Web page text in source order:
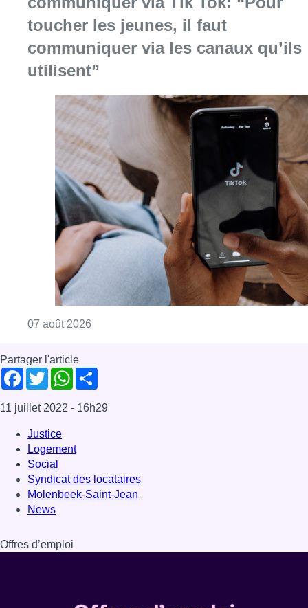
07 août 2026 Consulter l'article "La police peut
Partager l'article
Facebook
TwitterWhatsApp
Share
11 juillet 2022- 16h29
Justice
Logement
Social
Syndicat des locataires
Molenbeek-Saint-Jean
News
Offres d’emploi